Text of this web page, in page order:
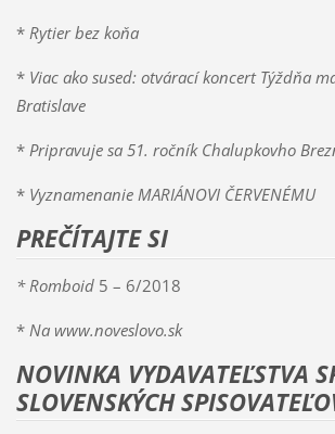
* Rytier bez koňa
* Viac ako sused: otvárací koncert Týždňa
Bratislave
* Pripravuje sa 51. ročník Chalupkovho
* Vyznamenanie MARIÁNOVI ČERVENÉMU
PREČÍTAJTE SI
* Romboid5 – 6/2018
*Na www.noveslovo.sk
NOVINKA VYDAVATEĽSTVA
SLOVENSKÝCH